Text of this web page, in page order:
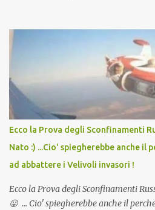
Vaccino come: l' Amaro del Capo, era
andava bene anche, a Temperatura
l'articolo per NON Dimenticare!
Ecco la Prova degli Sconfinamenti
Nato :) ...Cio' spiegherebbe anche il
ad abbattere i Velivoli invasori !
Ecco la Prova degli Sconfinamenti
😛 ... Cio' spiegherebbe anche il